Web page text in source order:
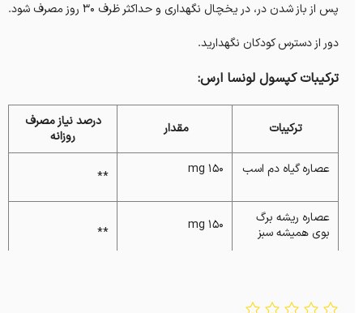
پس از باز شدن در، در یخچال نگهداری و حداکثر ظرف 30 روز مصرف شود.
دور از دسترس کودکان نگهدارید.
ترکیبات کپسول لونسا ارس:
ترکیبات مقدار
درصد نیاز مصرف
روزانه
عصاره گیاه دم ‌اسب
150 mg
**
عصاره ریشه برگ‌
بوی همیشه‌ سبز
150 mg
**
مگنا